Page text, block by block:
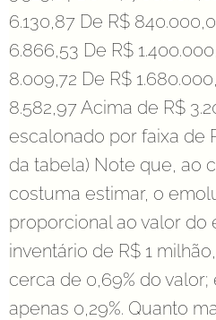
6.130,87 De R$
6.866,53 De R$
8.009,72 De R$
8.582,97 Acima de R$
escalonado por faixa de
da tabela) Note que, ao
costuma estimar, o
proporcional ao valor do
inventário de R$ 1
cerca de 0,69% do valor;
apenas 0,29%. Quanto